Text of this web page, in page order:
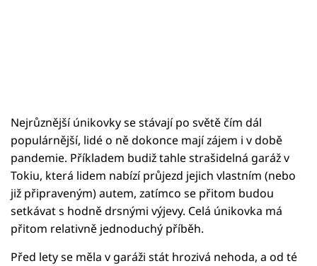
Nejrůznější únikovky se stávají po světě čím dál
populárnější, lidé o ně dokonce mají zájem i v době
pandemie. Příkladem budiž tahle strašidelná garáž v
Tokiu, která lidem nabízí průjezd jejich vlastním (nebo
již připraveným) autem, zatímco se přitom budou
setkávat s hodně drsnými výjevy. Celá únikovka má
přitom relativně jednoduchý příběh.
Před lety se měla v garáži stát hrozivá nehoda, a od té